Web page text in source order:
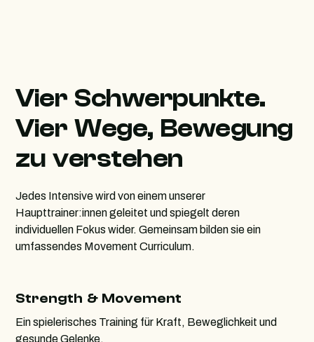
Vier Schwerpunkte.
Vier Wege, Bewegung
zu verstehen
Jedes Intensive wird von einem unserer
Haupttrainer:innen geleitet und spiegelt deren
individuellen Fokus wider. Gemeinsam bilden sie ein
umfassendes Movement Curriculum.
Strength & Movement
Ein spielerisches Training für Kraft, Beweglichkeit und